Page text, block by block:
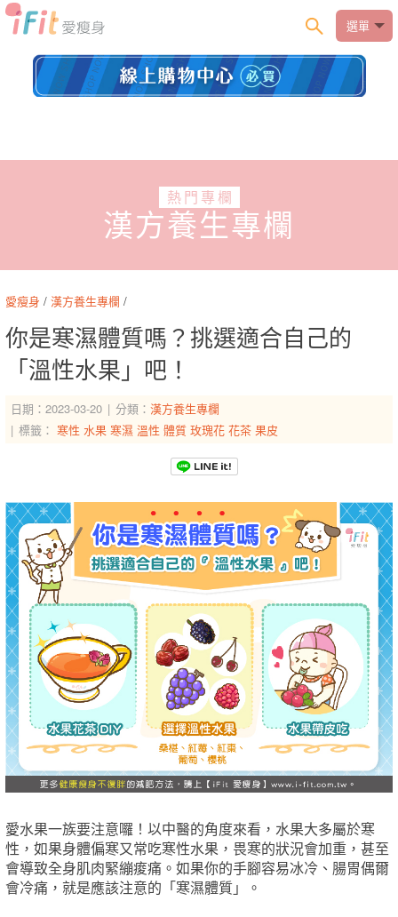
選單
熱門專欄
漢方養生專欄
愛瘦身 / 漢方養生專欄 /
你是寒濕體質嗎？挑選適合自己的
「溫性水果」吧！
日期：2023-03-20 分類： 漢方養生專欄
標籤： 寒性 水果 寒濕 溫性 體質 玫瑰花 花茶 果皮
愛水果一族要注意囉！以中醫的角度來看，水果大多屬於寒
性，如果身體偏寒又常吃寒性水果，畏寒的狀況會加重，甚至
會導致全身肌肉緊繃痠痛。如果你的手腳容易冰冷、腸胃偶爾
會冷痛，就是應該注意的「寒濕體質」。